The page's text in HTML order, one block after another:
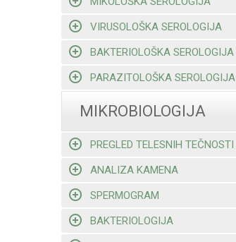
VIRUSOLOŠKA SEROLOGIJA
BAKTERIOLOŠKA SEROLOGIJA
PARAZITOLOŠKA SEROLOGIJA
MIKROBIOLOGIJA
PREGLED TELESNIH TEČNOSTI
ANALIZA KAMENA
SPERMOGRAM
BAKTERIOLOGIJA